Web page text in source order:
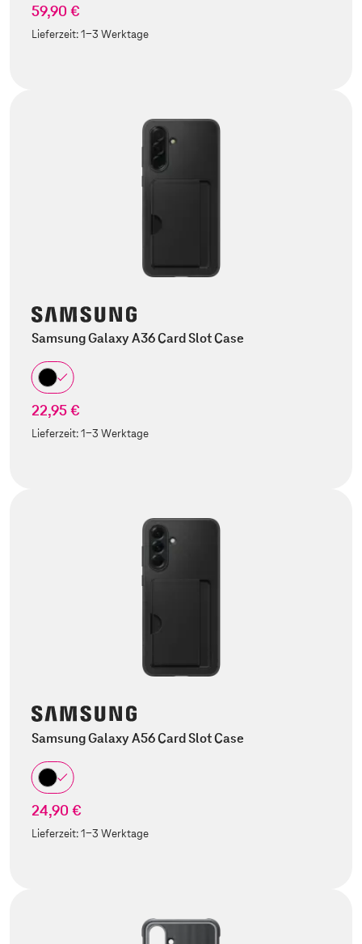
59,90 €
Lieferzeit:1-3 Werktage
Samsung Galaxy A36 Card Slot Case
22,95 €
Lieferzeit:1-3 Werktage
Samsung Galaxy A56 Card Slot Case
24,90 €
Lieferzeit:1-3 Werktage